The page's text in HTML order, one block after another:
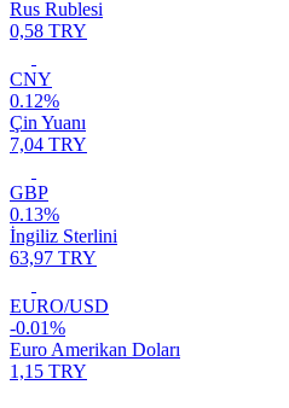
Rus Rublesi
0,58 TRY
CNY
0.12%
Çin Yuanı
7,04 TRY
GBP
0.13%
İngiliz Sterlini
63,97 TRY
EURO/USD
-0.01%
Euro Amerikan Doları
1,15 TRY